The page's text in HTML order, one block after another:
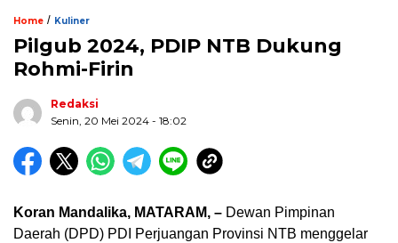
Home / Kuliner
Pilgub 2024, PDIP NTB Dukung
Rohmi-Firin
Redaksi
Senin, 20 Mei 2024 - 18:02
Koran Mandalika, MATARAM, – Dewan Pimpinan
Daerah (DPD) PDI Perjuangan Provinsi NTB menggelar